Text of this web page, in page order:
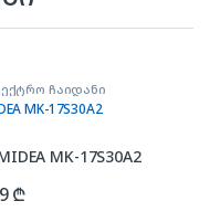
ჩაიდანი
MK-17S30A2
₾